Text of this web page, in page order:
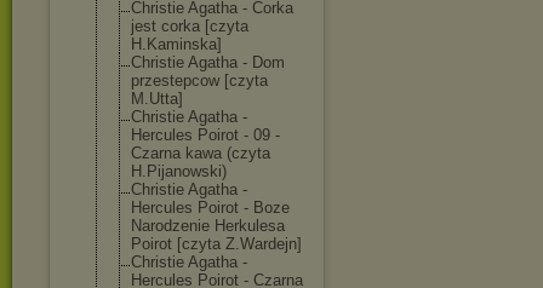
Christie Agatha - Corka
jest corka [czyta
H.Kaminska]
Christie Agatha - Dom
przestepcow [czyta
M.Utta]
Christie Agatha -
Hercules Poirot - 09 -
Czarna kawa (czyta
H.Pijanowski)
Christie Agatha -
Hercules Poirot - Boze
Narodzenie Herkulesa
Poirot [czyta Z.Wardejn]
Christie Agatha -
Hercules Poirot - Czarna